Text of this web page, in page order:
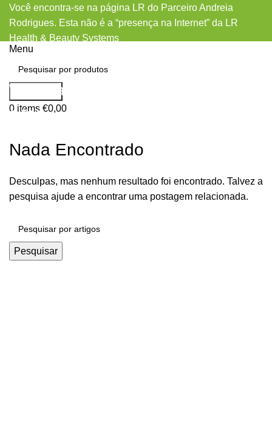
Você encontra-se na página LR do Parceiro Andreia
Rodrigues. Esta não é a “presença na Internet” da LR
Health & Beauty Systems
Menu
0 items €0,00
Wichita+KS+Kansas hookup
sites
Nada Encontrado
Desculpas, mas nenhum resultado foi encontrado. Talvez a
pesquisa ajude a encontrar uma postagem relacionada.
Pesquisar